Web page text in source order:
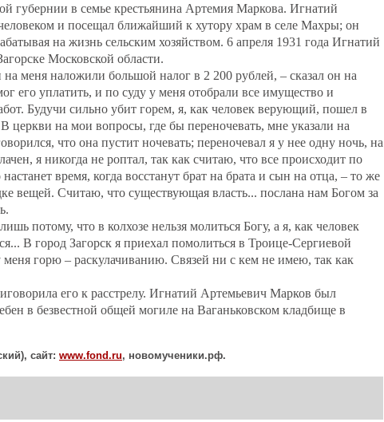
губернии в семье крестьянина Артемия Маркова. Игнатий
и посещал ближайший к хутору храм в селе Махры; он
на жизнь сельским хозяйством. 6 апреля 1931 года Игнатий
Московской области.
на меня наложили большой налог в 2 200 рублей, – сказал он на
его уплатить, и по суду у меня отобрали все имущество и
Будучи сильно убит горем, я, как человек верующий, пошел в
церкви на мои вопросы, где бы переночевать, мне указали на
что она пустит ночевать; переночевал я у нее одну ночь, на
я никогда не роптал, так как считаю, что все происходит по
время, когда восстанут брат на брата и сын на отца, – то же
вещей. Считаю, что существующая власть... послана нам Богом за
потому, что в колхозе нельзя молиться Богу, а я, как человек
В город Загорск я приехал помолиться в Троице-Сергиевой
горю – раскулачиванию. Связей ни с кем не имею, так как
его к расстрелу. Игнатий Артемьевич Марков был
в безвестной общей могиле на Ваганьковском кладбище в
сайт: www.fond.ru, новомученики.рф.